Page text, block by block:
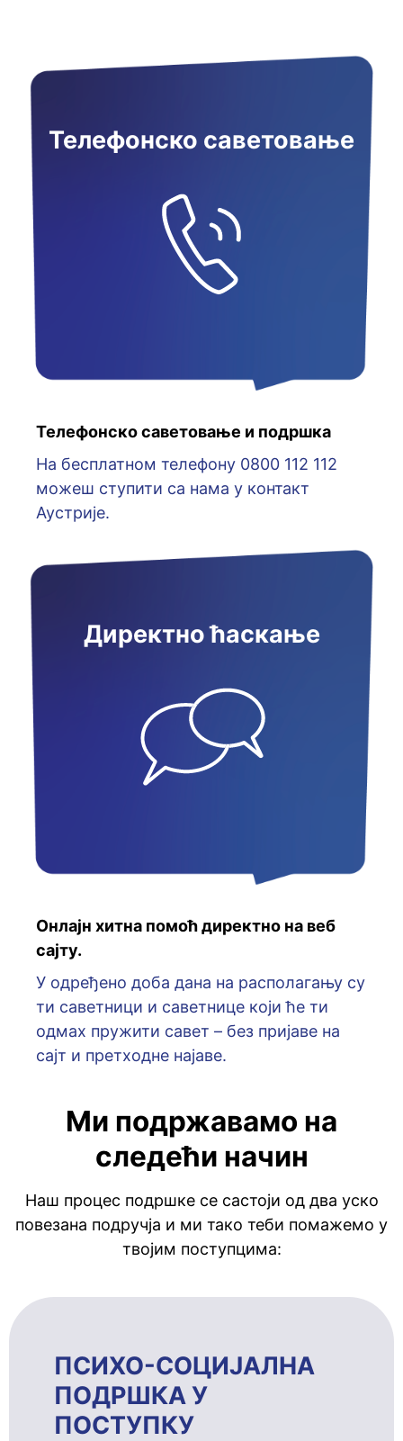
Телефонско саветовање
Телефонско саветовање и подршка
На бесплатном телефону 0800 112 112
можеш ступити са нама у контакт
Аустрије.
Директно ћаскање
Онлајн хитна помоћ директно на веб
сајту.
У oдрeђeнo дoбa дaнa нa рaспoлaгaњу су
ти сaвeтници и сaвeтницe кojи ћe ти
oдмaх пружити сaвeт – бeз приjaвe нa
сajт и прeтхoднe нajaвe.
Ми подржавамо на
следећи начин
Наш процес подршке се састоји од два уско
повезана подручја и ми тако теби помажемо у
твојим поступцима:
ПСИХО-СОЦИЈАЛНА
ПОДРШКА У
ПОСТУПКУ